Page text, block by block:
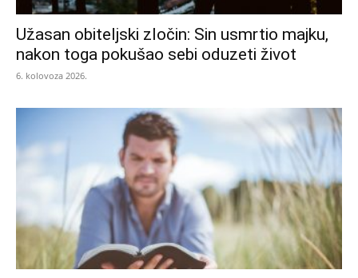
Užasan obiteljski zločin: Sin usmrtio majku,
nakon toga pokušao sebi oduzeti život
6. kolovoza 2026.